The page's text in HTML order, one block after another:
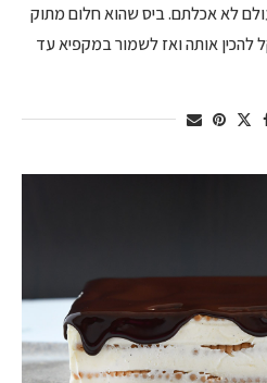
לא אכלתם. ביס שהוא חלום מתוק
להכין אותה ואז לשמור במקפיא עד